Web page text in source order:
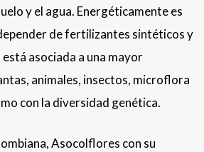
y el agua. Energéticamente es
de fertilizantes sintéticos y
asociada a una mayor
animales, insectos, microflora
con la diversidad genética.
Asocolflores con su